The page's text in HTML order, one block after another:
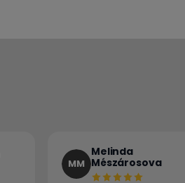
MM
Melinda
Mészárosova